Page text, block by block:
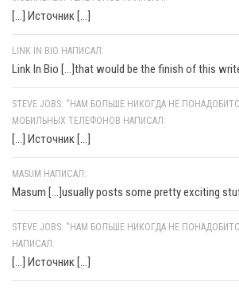
[…] Источник […]
LINK IN BIO НАПИСАЛ:
Link In Bio [...]that would be the finish of this
STEVE JOBS: “НАМ БОЛЬШЕ НИКОГДА НЕ
МОБИЛЬНЫХ ТЕЛЕФОНОВ НАПИСАЛ:
[…] Источник […]
MASUM НАПИСАЛ:
Masum [...]usually posts some pretty exciting
STEVE JOBS: “НАМ БОЛЬШЕ НИКОГДА НЕ ПОНАДОБИТСЯ
НАПИСАЛ:
[…] Источник […]